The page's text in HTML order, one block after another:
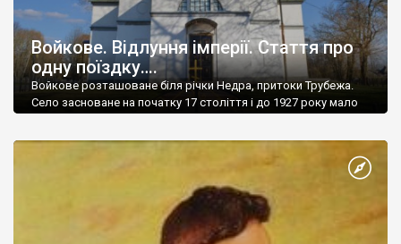
Войкове. Відлуння імперії. Стаття про
одну поїздку….
Войкове розташоване біля річки Недра, притоки Трубежа.
Село засноване на початку 17 століття і до 1927 року мало